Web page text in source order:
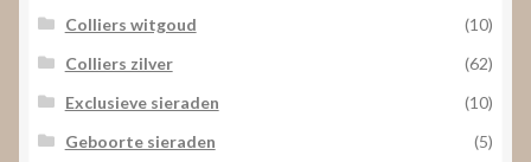
Colliers witgoud
(10)
Colliers zilver
(62)
Exclusieve sieraden
(10)
Geboorte sieraden
(5)